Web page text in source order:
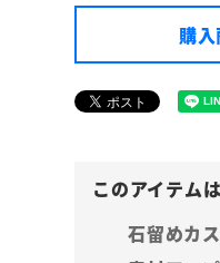
購
石留めカ